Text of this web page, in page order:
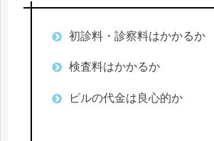
初診料・診察料はかかるか
検査料はかかるか
ピルの代金は良心的か